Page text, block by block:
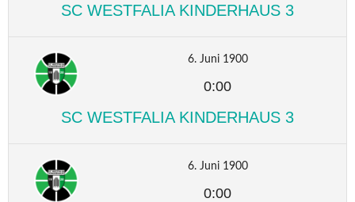
SC WESTFALIA KINDERHAUS 3
6. Juni 1900
0:00
SC WESTFALIA KINDERHAUS 3
6. Juni 1900
0:00